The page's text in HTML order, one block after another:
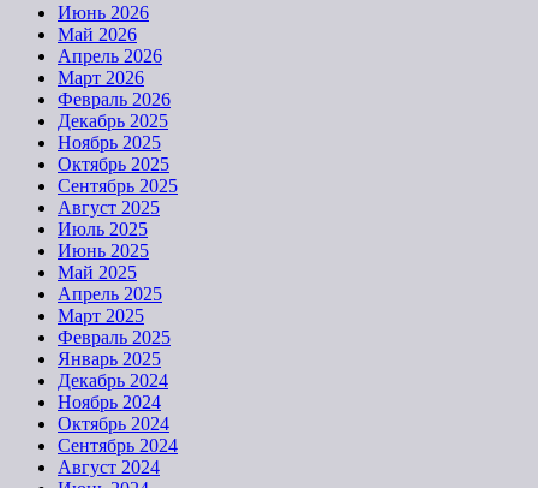
Июнь 2026
Май 2026
Апрель 2026
Март 2026
Февраль 2026
Декабрь 2025
Ноябрь 2025
Октябрь 2025
Сентябрь 2025
Август 2025
Июль 2025
Июнь 2025
Май 2025
Апрель 2025
Март 2025
Февраль 2025
Январь 2025
Декабрь 2024
Ноябрь 2024
Октябрь 2024
Сентябрь 2024
Август 2024